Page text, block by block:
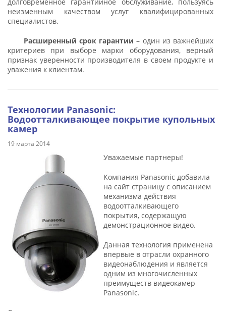
неизменным качеством услуг квалифицированных
специалистов.
Расширенный срок гарантии – один из важнейших
критериев при выборе марки оборудования, верный
признак уверенности производителя в своем продукте и
уважения к клиентам.
Технологии Panasonic:
Водоотталкивающее покрытие купольных
камер
19 марта 2014
Уважаемые партнеры!
Компания Panasonic добавила
на сайт страницу с описанием
механизма действия
водоотталкивающего
покрытия, содержащую
демонстрационное видео.
Данная технология применена
впервые в отрасли охранного
видеонаблюдения и является
одним из многочисленных
преимуществ видеокамер
Panasonic.